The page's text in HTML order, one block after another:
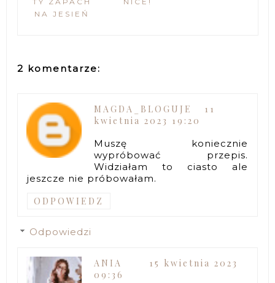
NA JESIEŃ
2 komentarze:
MAGDA_BLOGUJE
11
kwietnia 2023 19:20
Muszę koniecznie
wypróbować przepis.
Widziałam to ciasto ale
jeszcze nie próbowałam.
ODPOWIEDZ
Odpowiedzi
ANIA
15 kwietnia 2023
09:36